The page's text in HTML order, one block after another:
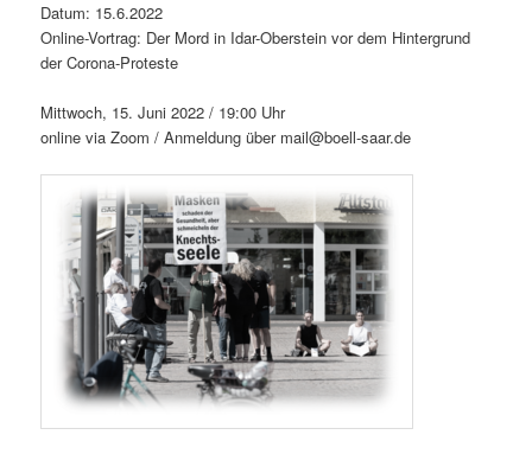
Datum: 15.6.2022
Online-Vor­trag: Der Mord in Idar-Ober­stein vor dem Hin­ter­grund
der Corona-Proteste
Mittwoch, 15. Juni 2022 / 19:00 Uhr
online via Zoom / Anmel­dung über mail@boell-saar.de